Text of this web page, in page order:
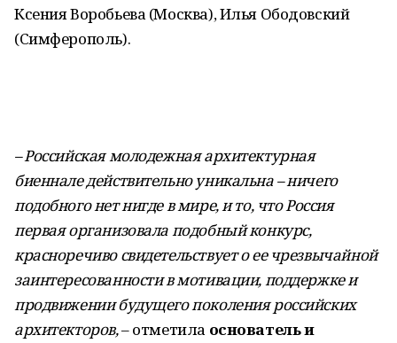
Ксения Воробьева (Москва), Илья Ободовский
(Симферополь).
– Российская молодежная архитектурная
биеннале действительно уникальна – ничего
подобного нет нигде в мире, и то, что Россия
первая организовала подобный конкурс,
красноречиво свидетельствует о ее чрезвычайной
заинтересованности в мотивации, поддержке и
продвижении будущего поколения российских
архитекторов,– отметила основатель и